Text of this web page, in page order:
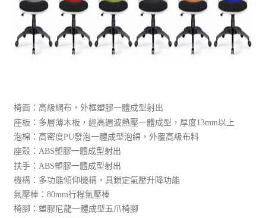
椅面：高級網布，外框塑膠一體成型射出
座板：多層薄木板，經高週波熱壓一體成型，厚度13mm以上
泡棉：高密度PU發泡一體成型泡綿，外覆高級布料
座殼：ABS塑膠一體成型射出
扶手：ABS塑膠一體成型射出
機構：多功能傾仰機構，具鎖定氣壓升降功能
氣壓棒：80mm行程氣壓棒
椅腳：塑膠尼龍一體成型五爪椅腳